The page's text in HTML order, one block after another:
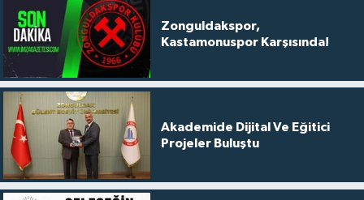
Zonguldakspor,
Kastamonuspor Karşısında!
Akademide Dijital Ve Eğitici
Projeler Buluştu